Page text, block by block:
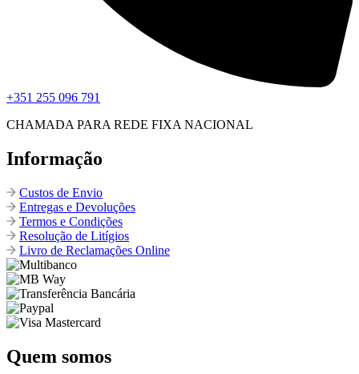
+351 255 096 791
CHAMADA PARA REDE FIXA NACIONAL
Informação
Custos de Envio
Entregas e Devoluções
Termos e Condições
Resolução de Litígios
Livro de Reclamações Online
Quem somos